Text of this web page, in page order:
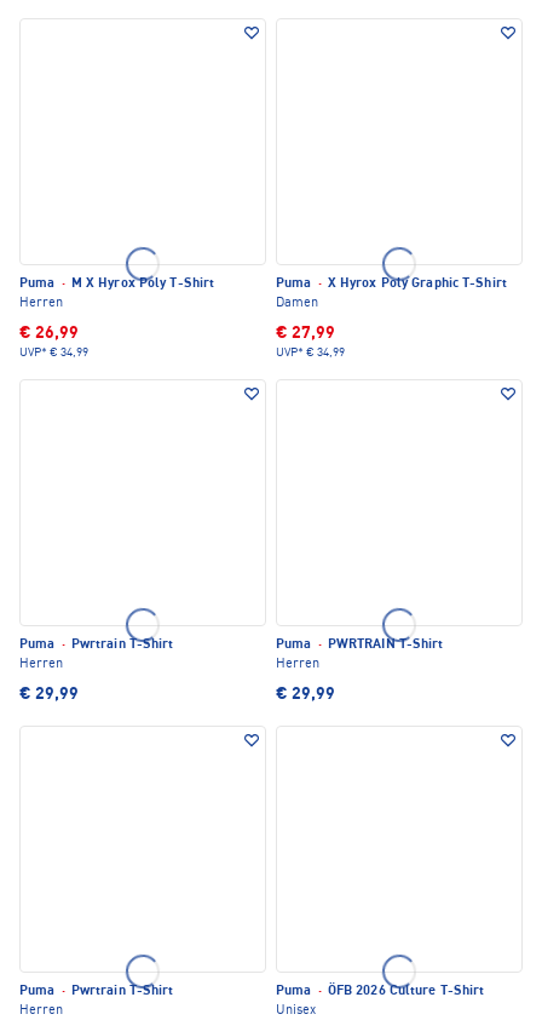
Puma · M X Hyrox Poly T-Shirt
Herren
€ 26,99
UVP* € 34,99
Puma · X Hyrox Poly Graphic T-Shirt
Damen
€ 27,99
UVP* € 34,99
Puma · Pwrtrain T-Shirt
Herren
€ 29,99
Puma · PWRTRAIN T-Shirt
Herren
€ 29,99
Puma · Pwrtrain T-Shirt
Herren
Puma · ÖFB 2026 Culture T-Shirt
Unisex